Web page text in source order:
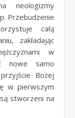
neologizmy
Przebudzenie
całą
zakładając
w
nowe samo
Bożej
w pierwszym
stworzeni na